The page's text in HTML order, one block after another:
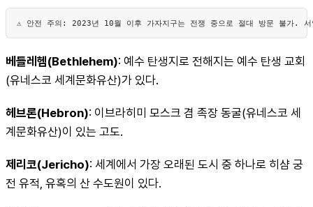
⚠️ 안전 주의: 2023년 10월 이후 가자지구는 전쟁 중으로 절대 방문 불가. 서
베들레헴(Bethlehem): 예수 탄생지로 전해지는 예수 탄생 교회
(유네스코 세계문화유산)가 있다.
헤브론(Hebron): 이브라히미 모스크 겸 족장 동굴(유네스코 세
계문화유산)이 있는 고도.
제리코(Jericho): 세계에서 가장 오래된 도시 중 하나로 히샴 궁
전 유적, 유혹의 산 수도원이 있다.